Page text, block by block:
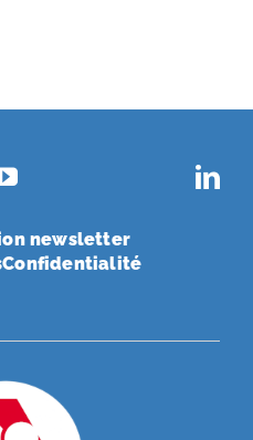
newsletter
Confidentialité